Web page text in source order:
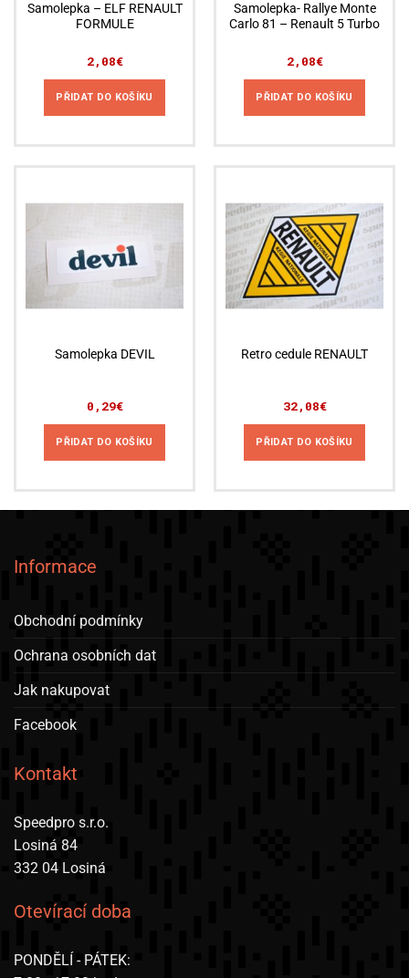
Samolepka – ELF RENAULT
FORMULE
2,08€
PŘIDAT DO KOŠÍKU
Samolepka- Rallye Monte
Carlo 81 – Renault 5 Turbo
2,08€
PŘIDAT DO KOŠÍKU
Samolepka DEVIL
0,29€
PŘIDAT DO KOŠÍKU
Retro cedule RENAULT
32,08€
PŘIDAT DO KOŠÍKU
Informace
Obchodní podmínky
Ochrana osobních dat
Jak nakupovat
Facebook
Kontakt
Speedpro s.r.o.
Losiná 84
332 04 Losiná
Otevírací doba
PONDĚLÍ - PÁTEK: